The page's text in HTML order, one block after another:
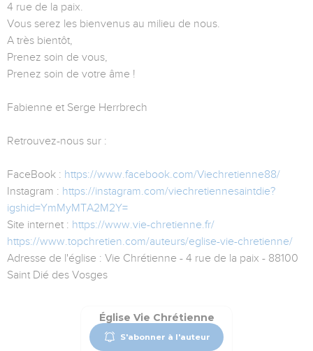
4 rue de la paix.
Vous serez les bienvenus au milieu de nous.
A très bientôt,
Prenez soin de vous,
Prenez soin de votre âme !
Fabienne et Serge Herrbrech
Retrouvez-nous sur :
FaceBook : https://www.facebook.com/Viechretienne88/
Instagram : https://instagram.com/viechretiennesaintdie?
igshid=YmMyMTA2M2Y=
Site internet : https://www.vie-chretienne.fr/
https://www.topchretien.com/auteurs/eglise-vie-chretienne/
Adresse de l'église : Vie Chrétienne - 4 rue de la paix - 88100
Saint Dié des Vosges
Église Vie Chrétienne
S'abonner à l'auteur